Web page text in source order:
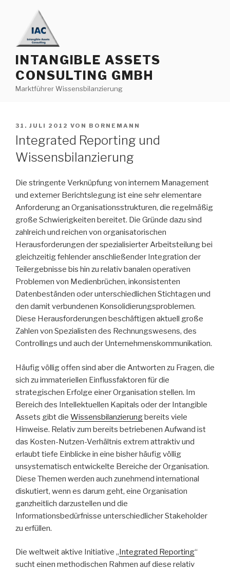
springen
INTANGIBLE ASSETS
CONSULTING GMBH
Marktführer Wissensbilanzierung
VERÖFFENTLICHT
AM
31. JULI 2012 VON BORNEMANN
Integrated Reporting und
Wissensbilanzierung
Die stringente Verknüpfung von internem Management
und externer Berichtslegung ist eine sehr elementare
Anforderung an Organisationsstrukturen, die regelmäßig
große Schwierigkeiten bereitet. Die Gründe dazu sind
zahlreich und reichen von organisatorischen
Herausforderungen der spezialisierter Arbeitsteilung bei
gleichzeitig fehlender anschließender Integration der
Teilergebnisse bis hin zu relativ banalen operativen
Problemen von Medienbrüchen, inkonsistenten
Datenbeständen oder unterschiedlichen Stichtagen und
den damit verbundenen Konsolidierungsproblemen.
Diese Herausforderungen beschäftigen aktuell große
Zahlen von Spezialisten des Rechnungswesens, des
Controllings und auch der Unternehmenskommunikation.
Häufig völlig offen sind aber die Antworten zu Fragen, die
sich zu immateriellen Einflussfaktoren für die
strategischen Erfolge einer Organisation stellen. Im
Bereich des Intellektuellen Kapitals oder der Intangible
Assets gibt die Wissensbilanzierungbereits viele
Hinweise. Relativ zum bereits betriebenen Aufwand ist
das Kosten-Nutzen-Verhältnis extrem attraktiv und
erlaubt tiefe Einblicke in eine bisher häufig völlig
unsystematisch entwickelte Bereiche der Organisation.
Diese Themen werden auch zunehmend international
diskutiert, wenn es darum geht, eine Organisation
ganzheitlich darzustellen und die
Informationsbedürfnisse unterschiedlicher Stakeholder
zu erfüllen.
Die weltweit aktive Initiative „Integrated Reporting“
sucht einen methodischen Rahmen auf diese relativ